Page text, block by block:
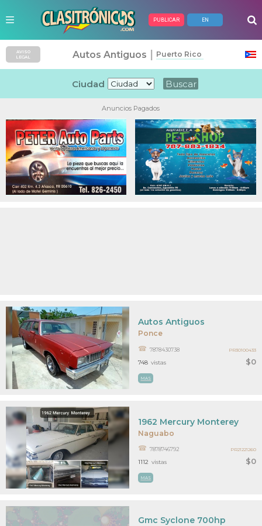
PUBLICAR EN
Anuncios Pagados
Ponce
$0
Autos Antiguos
7878430738
MAS
748 vistas
PR30100433
Naguabo
$0
1962 Mercury Monterey
7878746792
MAS
1112 vistas
PR21221260
Gmc Syclone 700hp
AVISO
LEGAL
Autos Antiguos Puerto Rico
Ciudad